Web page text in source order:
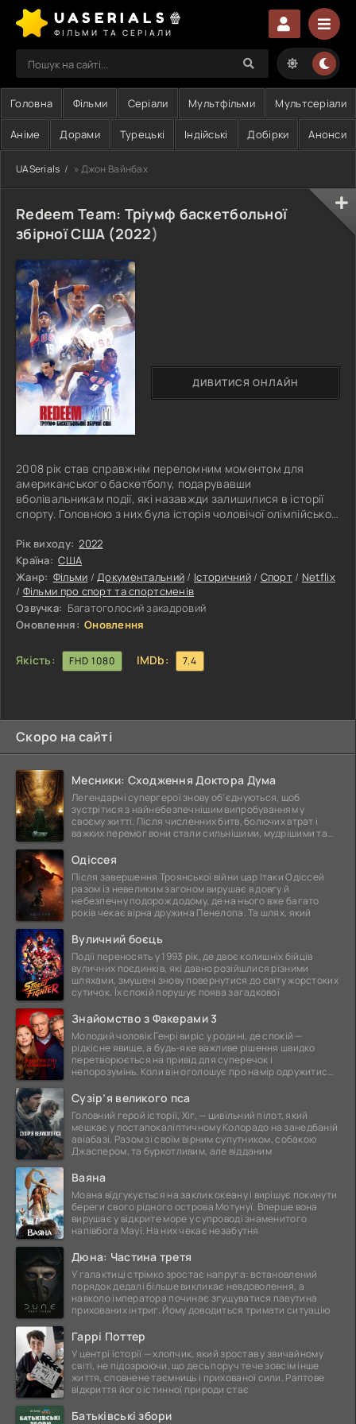
UASERIALS🍿
ФІЛЬМИ ТА СЕРІАЛИ
Головна Фільми Серіали Мультфільми Мультсеріали
Аніме Дорами Турецькі Індійські Добірки Анонси
UASerials » Джон Вайнбах
Redeem Team: Тріумф баскетбольної
збірної США (2022)
2008 рік став справжнім переломним моментом для
американського баскетболу, подарувавши
вболівальникам події, які назавжди залишилися в історії
спорту. Головною з них була історія чоловічої олімпійської
Відкуплення». Після низки розчарувань у попередніх
міжнародних турнірах саме ця збірна мала довести
світові, що американський баскетбол все ще
непереможний. Атмосфера напруги, високі очікування та
шалений тиск стали випробуванням для гравців,
Рік виходу: 2022
Країна: США
Жанр: Фільми /Документальний / Історичний/ Спорт / Netflix
/ Фільми про спорт та спортсменів
Озвучка: Багатоголосий закадровий
Оновлення: Оновлення
Якість: FHD 1080 IMDb: 7.4
ДИВИТИСЯ ОНЛАЙН
Скоро на сайті
Месники: Сходження Доктора Дума
Легендарні супергерої знову об'єднуються, щоб
зустрітися з найнебезпечнішим випробуванням у
своєму житті. Після численних битв, болючих втрат і
важких перемог вони стали сильнішими, мудрішими та
Одіссея
Після завершення Троянської війни цар Ітаки Одіссей
разом із невеликим загоном вирушає в довгу й
небезпечну подорож додому, де на нього вже багато
років чекає вірна дружина Пенелопа. Та шлях, який
Вуличний боєць
Події переносять у 1993 рік, де двоє колишніх бійців
вуличних поєдинків, які давно розійшлися різними
шляхами, змушені знову повернутися до світу жорстоких
сутичок. Їх спокій порушує поява загадкової
Знайомство з Факерами 3
Молодий чоловік Генрі виріс у родині, де спокій —
рідкісне явище, а будь-яке важливе рішення швидко
перетворюється на привід для суперечок і
непорозумінь. Коли він оголошує про намір одружитися,
Сузір’я великого пса
Головний герой історії, Хіг, — цивільний пілот, який
мешкає у постапокаліптичному Колорадо на занедбаній
авіабазі. Разом зі своїм вірним супутником, собакою
Джаспером, та буркотливим, але відданим
Ваяна
Моана відгукується на заклик океану і вирішує покинути
береги свого рідного острова Мотунуї. Вперше вона
вирушає у відкрите море у супроводі знаменитого
напівбога Мауї. На них чекає незабутня
Дюна: Частина третя
У галактиці стрімко зростає напруга: встановлений
порядок дедалі більше викликає невдоволення, а
навколо імператора починає згущуватися павутина
прихованих інтриг. Йому доводиться тримати ситуацію
Гаррі Поттер
У центрі історії — хлопчик, який зростав у звичайному
світі, не підозрюючи, що десь поруч тече зовсім інше
життя, сповнене таємниць і прихованої сили. Раптове
відкриття його істинної природи стає
Батьківські збори